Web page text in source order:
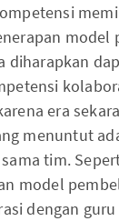
model
diharapkan
era
menuntut
tim.
model
dengan